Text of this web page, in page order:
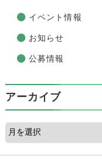
イベント情報
お知らせ
公募情報
アーカイブ